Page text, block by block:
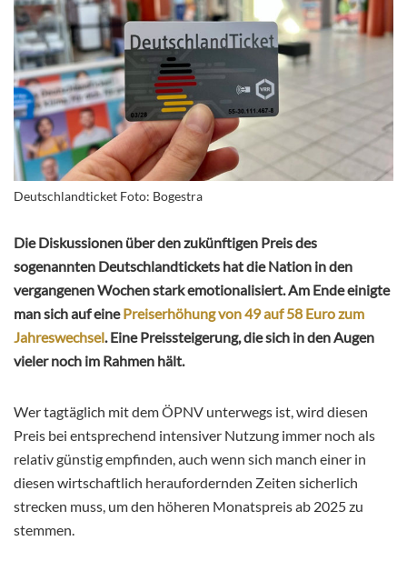
Deutschlandticket Foto: Bogestra
Die Diskussionen über den zukünftigen Preis des
sogenannten Deutschlandtickets hat die Nation in den
vergangenen Wochen stark emotionalisiert. Am Ende einigte
man sich auf einePreiserhöhung von 49 auf 58 Euro zum
Jahreswechsel. Eine Preissteigerung, die sich in den Augen
vieler noch im Rahmen hält.
Wer tagtäglich mit dem ÖPNV unterwegs ist, wird diesen
Preis bei entsprechend intensiver Nutzung immer noch als
relativ günstig empfinden, auch wenn sich manch einer in
diesen wirtschaftlich heraufordernden Zeiten sicherlich
strecken muss, um den höheren Monatspreis ab 2025 zu
stemmen.